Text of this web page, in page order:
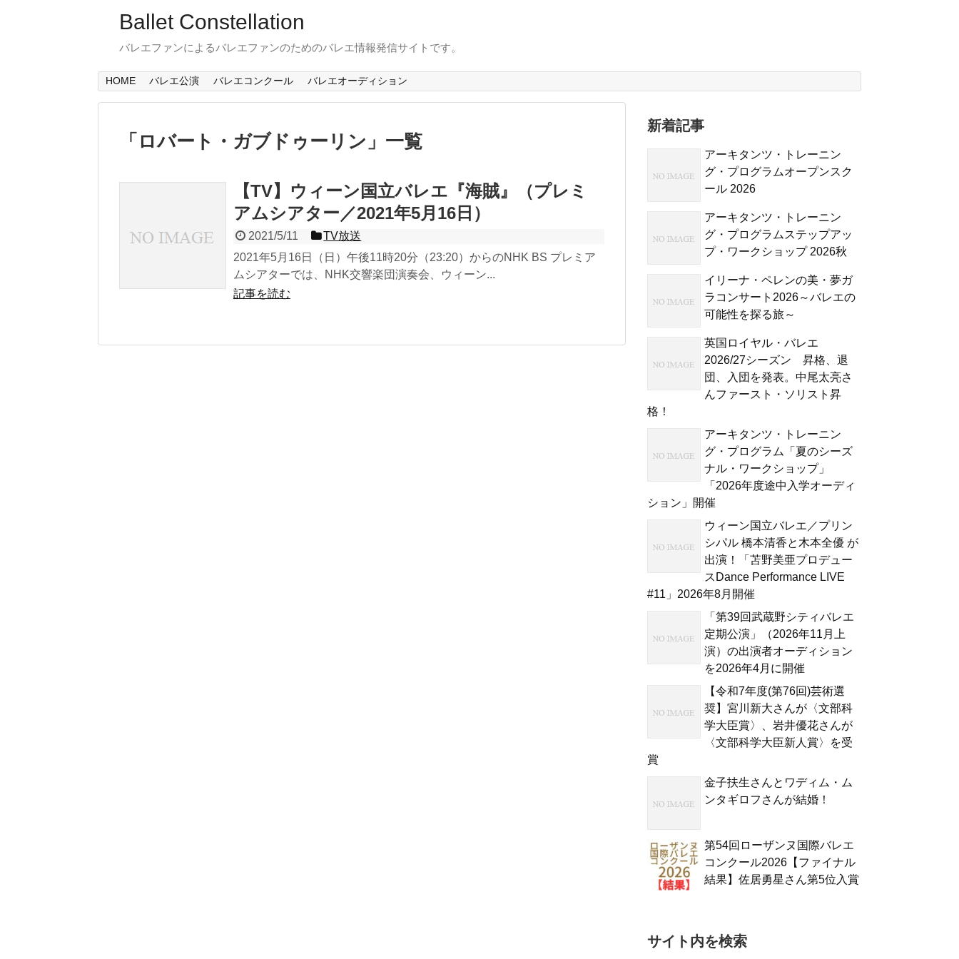
Ballet Constellation
バレエファンによるバレエファンのためのバレエ情報発信サイトです。
HOME バレエ公演 バレエコンクール バレエオーディション
「 ロバート・ガブドゥーリン 」 一覧
【TV】ウィーン国立バレエ『海賊』（プレミ
アムシアター／2021年5月16日）
2021/5/11
TV放送
2021年5月16日（日）午後11時20分（23:20）からのNHK BS プレミア
ムシアターでは、NHK交響楽団演奏会、ウィーン...
記事を読む
新着記事
アーキタンツ・トレーニン
グ・プログラムオープンスク
ール 2026
アーキタンツ・トレーニン
グ・プログラムステップアッ
プ・ワークショップ 2026秋
イリーナ・ペレンの美・夢ガ
ラコンサート2026～バレエの
可能性を探る旅～
英国ロイヤル・バレエ
2026/27シーズン 昇格、退
団、入団を発表。中尾太亮さ
んファースト・ソリスト昇
格！
アーキタンツ・トレーニン
グ・プログラム「夏のシーズ
ナル・ワークショップ」
「2026年度途中入学オーディ
ション」開催
ウィーン国立バレエ／プリン
シパル 橋本清香と木本全優 が
出演！「苫野美亜プロデュー
スDance Performance LIVE
#11」2026年8月開催
「第39回武蔵野シティバレエ
定期公演」（2026年11月上
演）の出演者オーディション
を2026年4月に開催
【令和7年度(第76回)芸術選
奨】宮川新大さんが〈文部科
学大臣賞〉、岩井優花さんが
〈文部科学大臣新人賞〉を受
賞
金子扶生さんとワディム・ム
ンタギロフさんが結婚！
第54回ローザンヌ国際バレエ
コンクール2026【ファイナル
結果】佐居勇星さん第5位入賞
サイト内を検索